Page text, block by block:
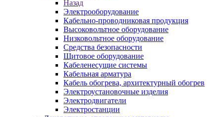
Назад
Электрооборудование
Кабельно-проводниковая продукция
Высоковольтное оборудование
Низковольтное оборудование
Средства безопасности
Щитовое оборудование
Кабеленесущие системы
Кабельная арматура
Кабель обогрева, архитектурный обогрев
Электроустановочные изделия
Электродвигатели
Электростанции